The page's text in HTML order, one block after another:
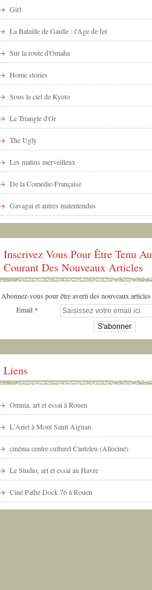
Girl
La Bataille de Gaulle : l'Age de fer
Sur la route d'Omaha
Home stories
Sous le ciel de Kyoto
Le Triangle d'Or
The Ugly
Les matins merveilleux
De la Comédie-Française
Gavagai et autres malentendus
Inscrivez Vous Pour Être Tenu Au
Courant Des Nouveaux Articles
Abonnez-vous pour être averti des nouveaux
Email
Liens
Omnia, art et essai à Rouen
L'Ariel à Mont Saint Aignan
cinéma centre culturel Canteleu (Allociné)
Le Studio, art et essai au Havre
Ciné Pathé Dock 76 à Rouen